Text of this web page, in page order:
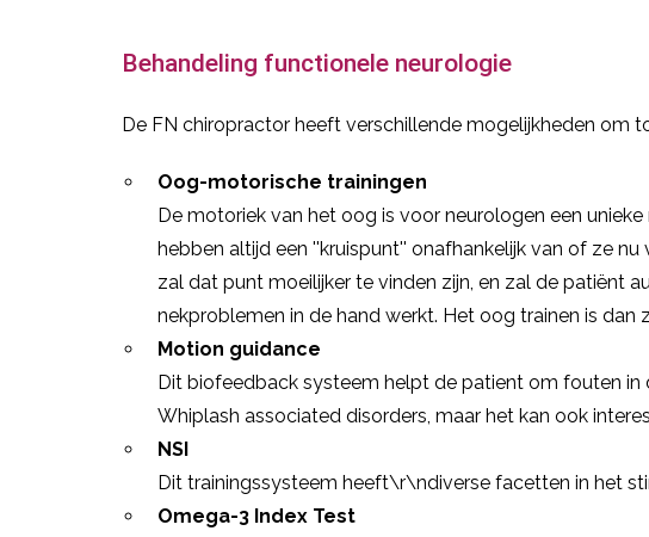
Behandeling functionele neurologie
De FN chiropractor heeft verschillende mogelijkheden om
Oog-motorische trainingen
De motoriek van het oog is voor neurologen een
hebben altijd een ''kruispunt'' onafhankelijk van of ze
zal dat punt moeilijker te vinden zijn, en zal de patiënt
nekproblemen in de hand werkt. Het oog trainen is dan
Motion guidance
Dit biofeedback systeem helpt de patient om fouten in
Whiplash associated disorders, maar het kan ook
NSI
Dit trainingssysteem heeft\r\ndiverse facetten in het
Omega-3 Index Test